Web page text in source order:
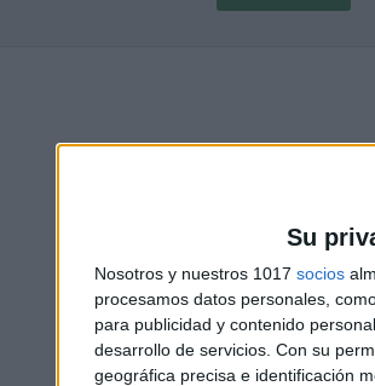
Su
Nosotros y nuestros 1017 socios
procesamos datos personales,
para publicidad y contenido
desarrollo de servicios. Con su
geográfica precisa e identificación